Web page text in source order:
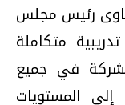
رئيس مجلس
متكاملة
في جميع
إلى المستويات